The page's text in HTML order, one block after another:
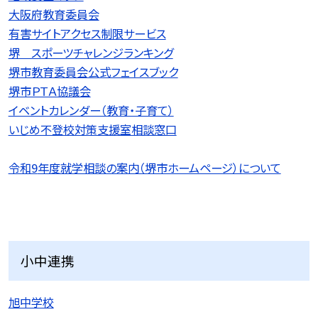
大阪府教育委員会
有害サイトアクセス制限サービス
堺 スポーツチャレンジランキング
堺市教育委員会公式フェイスブック
堺市ＰＴＡ協議会
イベントカレンダー（教育・子育て）
いじめ不登校対策支援室相談窓口
令和9年度就学相談の案内（堺市ホームページ）について
小中連携
旭中学校